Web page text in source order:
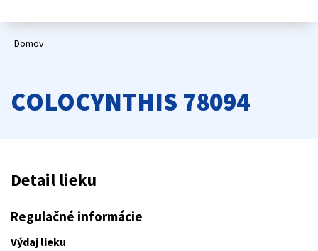
Domov
COLOCYNTHIS 78094
Detail lieku
Regulačné informácie
Výdaj lieku